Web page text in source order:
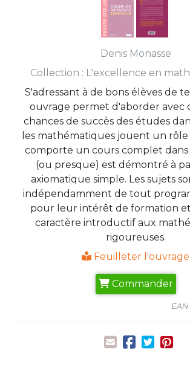
Denis Monasse
Collection : L'excellence en
S'adressant à de bons élèves de
ouvrage permet d'aborder avec
chances de succès des études
les mathématiques jouent un rôle
comporte un cours complet
(ou presque) est démontré à
axiomatique simple. Les sujets
indépendamment de tout
pour leur intérêt de formation
caractère introductif aux
rigoureuses.
Feuilleter l'ouvrage
Commander
EAN